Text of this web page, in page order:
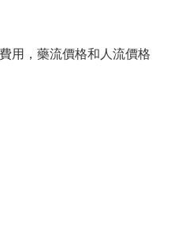
用，藥流價格和人流價格